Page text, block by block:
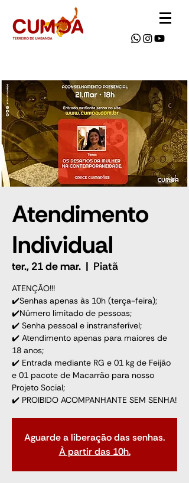
Atendimento
Individual
ter., 21 de mar.
  |
Piatã
ATENÇÃO!!!
✔️Senhas apenas às 10h (terça-feira);
✔️Número limitado de pessoas;
✔️ Senha pessoal e instransferível;
✔️ Atendimento apenas para maiores de
18 anos;
✔️ Entrada mediante RG e 01 kg de Feijão
e 01 pacote de Macarrão para nosso
Projeto Social;
✔️ PROIBIDO ACOMPANHANTE SEM SENHA!
Aguarde a liberação das senhas.
À partir das 10h.